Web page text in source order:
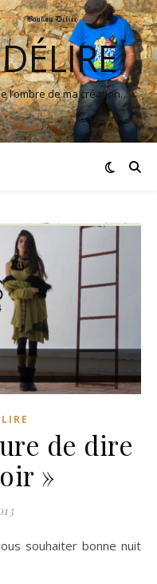
l’ombre de ma création…
de dire
»